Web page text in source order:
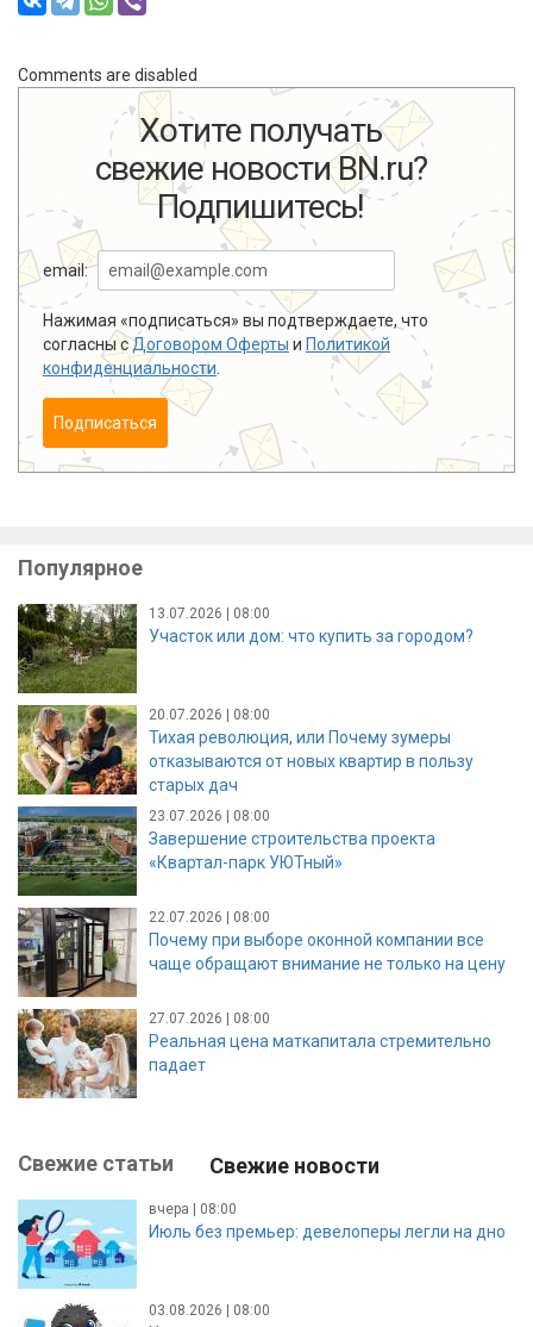
Comments are disabled
Хотите получать
свежие новости BN.ru?
Подпишитесь!
email:
Нажимая «подписаться» вы подтверждаете, что
согласны сДоговором Оферты и Политикой
конфиденциальности
Подписаться
Популярное
13.07.2026 | 08:00
Участок или дом: что купить за городом?
20.07.2026 | 08:00
Тихая революция, или Почему зумеры
отказываются от новых квартир в пользу
старых дач
23.07.2026 | 08:00
Завершение строительства проекта
«Квартал-парк УЮТный»
22.07.2026 | 08:00
Почему при выборе оконной компании все
чаще обращают внимание не только на цену
27.07.2026 | 08:00
Реальная цена маткапитала стремительно
падает
Свежие статьи Свежие новости
вчера | 08:00
Июль без премьер: девелоперы легли на дно
03.08.2026 | 08:00